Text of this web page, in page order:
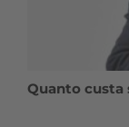
Quanto custa